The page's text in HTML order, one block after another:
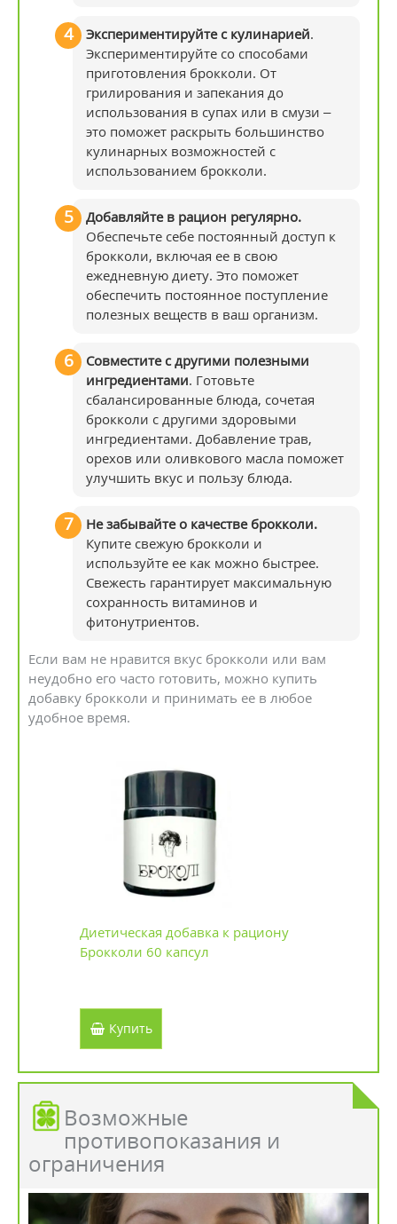
Экспериментируйте с кулинарией.
Экспериментируйте со способами
приготовления брокколи. От
грилирования и запекания до
использования в супах или в смузи –
это поможет раскрыть большинство
кулинарных возможностей с
использованием брокколи.
Добавляйте в рацион регулярно.
Обеспечьте себе постоянный доступ к
брокколи, включая ее в свою
ежедневную диету. Это поможет
обеспечить постоянное поступление
полезных веществ в ваш организм.
Совместите с другими полезными
ингредиентами. Готовьте
сбалансированные блюда, сочетая
брокколи с другими здоровыми
ингредиентами. Добавление трав,
орехов или оливкового масла поможет
улучшить вкус и пользу блюда.
Не забывайте о качестве брокколи.
Купите свежую брокколи и
используйте ее как можно быстрее.
Свежесть гарантирует максимальную
сохранность витаминов и
фитонутриентов.
Если вам не нравится вкус брокколи или вам
неудобно его часто готовить, можно купить
добавку брокколи и принимать ее в любое
удобное время.
Диетическая добавка к рациону
Брокколи 60 капсул
Купить
Возможные
противопоказания и
ограничения